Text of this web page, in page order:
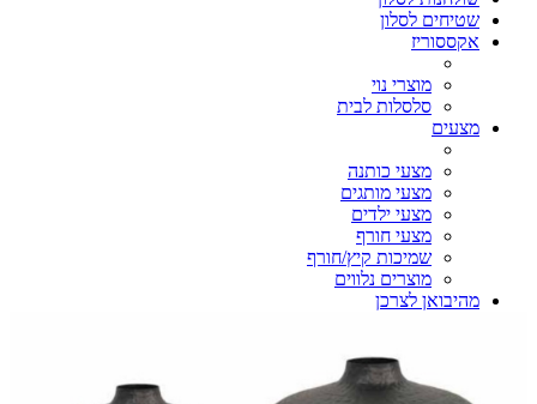
שטיחים לסלון
אקססוריז
מוצרי נוי
סלסלות לבית
מצעים
מצעי כותנה
מצעי מותגים
מצעי ילדים
מצעי חורף
שמיכות קיץ/חורף
מוצרים נלווים
מהיבואן לצרכן